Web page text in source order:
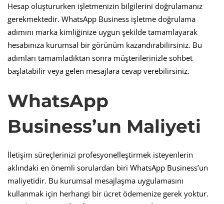
Hesap oluştururken işletmenizin bilgilerini doğrulamanız
gerekmektedir. WhatsApp Business işletme doğrulama
adımını marka kimliğinize uygun şekilde tamamlayarak
hesabınıza kurumsal bir görünüm kazandırabilirsiniz. Bu
adımları tamamladıktan sonra müşterilerinizle sohbet
başlatabilir veya gelen mesajlara cevap verebilirsiniz.
WhatsApp
Business’un Maliyeti
İletişim süreçlerinizi profesyonelleştirmek isteyenlerin
aklındaki en önemli sorulardan biri WhatsApp Business’un
maliyetidir. Bu kurumsal mesajlaşma uygulamasını
kullanmak için herhangi bir ücret ödemenize gerek yoktur.